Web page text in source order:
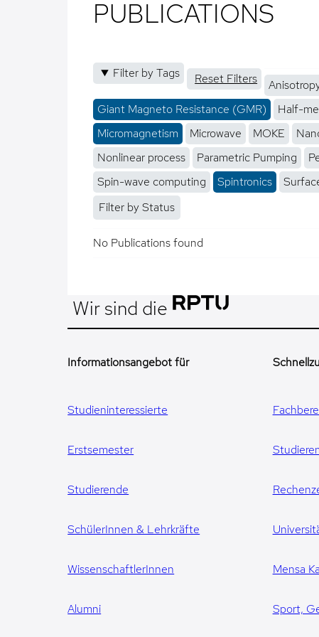
PUBLICATIONS
Filter by Tags Reset Filters
Giant Magneto Resistance (GMR)
Half-
Micromagnetism
Microwave MOKE
Nonlinear process
Parametric Pumping
Spin-wave computing
Spintronics
Filter by Status
No Publications found
Wir sind die
Informationsangebot für
Studieninteressierte
Erstsemester
Studierende
SchülerInnen & Lehrkräfte
WissenschaftlerInnen
Alumni
Mensa
Sport,